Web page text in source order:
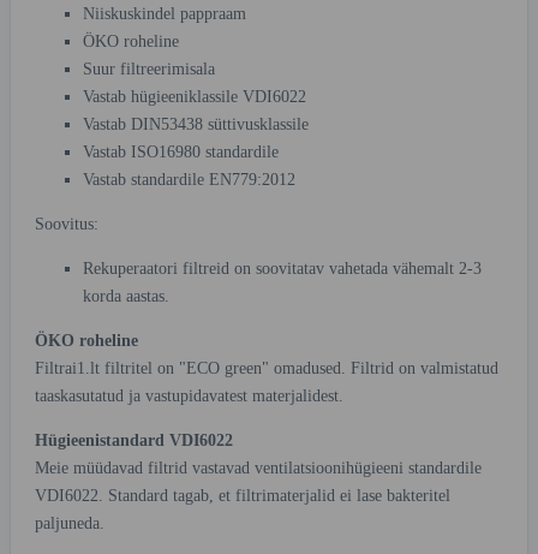
Niiskuskindel pappraam
ÖKO roheline
Suur filtreerimisala
Vastab hügieeniklassile VDI6022
Vastab DIN53438 süttivusklassile
Vastab ISO16980 standardile
Vastab standardile EN779:2012
Soovitus:
Rekuperaatori filtreid on soovitatav vahetada vähemalt 2-3
korda aastas.
ÖKO roheline
Filtrai1.lt filtritel on "ECO green" omadused. Filtrid on valmistatud
taaskasutatud ja vastupidavatest materjalidest.
Hügieenistandard VDI6022
Meie müüdavad filtrid vastavad ventilatsioonihügieeni standardile
VDI6022. Standard tagab, et filtrimaterjalid ei lase bakteritel
paljuneda.